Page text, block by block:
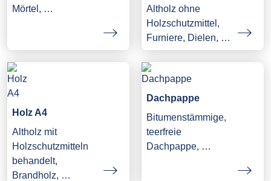
Mörtel, …
Altholz ohne
Holzschutzmittel,
Furniere, Dielen, …
Holz A4
Altholz mit
Holzschutzmitteln
behandelt,
Brandholz, …
Dachpappe
Bitumenstämmige,
teerfreie
Dachpappe, …